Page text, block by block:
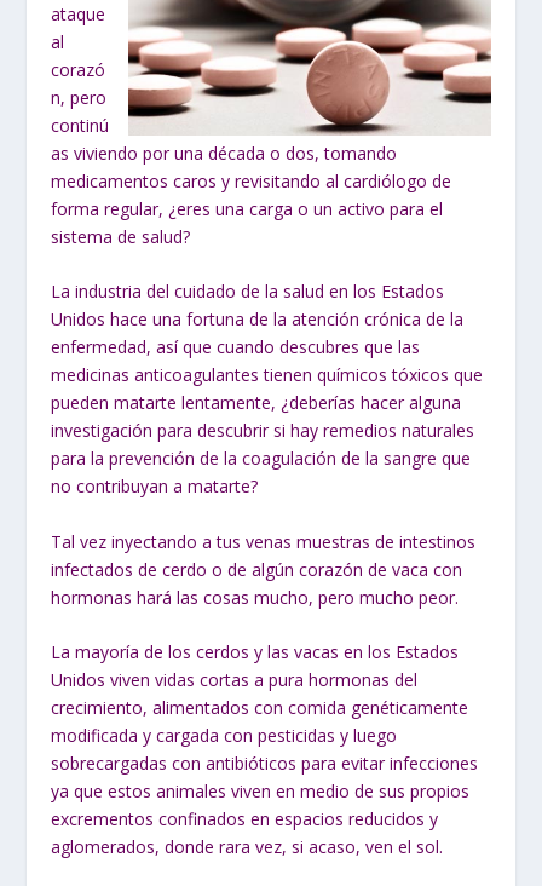
ataque
al
corazó
n, pero
continú
as viviendo por una década o dos, tomando
medicamentos caros y revisitando al cardiólogo de
forma regular, ¿eres una carga o un activo para el
sistema de salud?
La industria del cuidado de la salud en los Estados
Unidos hace una fortuna de la atención crónica de la
enfermedad, así que cuando descubres que las
medicinas anticoagulantes tienen químicos tóxicos que
pueden matarte lentamente, ¿deberías hacer alguna
investigación para descubrir si hay remedios naturales
para la prevención de la coagulación de la sangre que
no contribuyan a matarte?
Tal vez inyectando a tus venas muestras deintestinos
infectados de cerdoo de algúncorazón de vaca con
hormonashará las cosas mucho, pero mucho peor.
La mayoría de los cerdos y las vacas en los Estados
Unidos viven vidas cortas a pura hormonas del
crecimiento, alimentados con comida genéticamente
modificada y cargada con pesticidas y luego
sobrecargadas conantibióticos para evitar infecciones
ya que estos animales viven en medio de sus propios
excrementos confinados en espacios reducidos y
aglomerados, donde rara vez, si acaso, ven el sol.